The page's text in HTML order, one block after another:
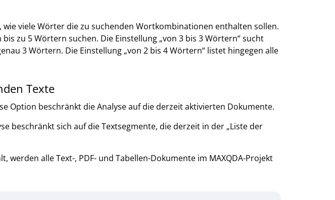
wie viele Wörter die zu suchenden Wortkombinationen enthalten sollen.
zu 5 Wörtern suchen. Die Einstellung „von 3 bis 3 Wörtern“ sucht
3 Wörtern. Die Einstellung „von 2 bis 4 Wörtern“ listet hingegen alle
Texte
Option beschränkt die Analyse auf die derzeit aktivierten Dokumente.
beschränkt sich auf die Textsegmente, die derzeit in der „Liste der
werden alle Text-, PDF- und Tabellen-Dokumente im MAXQDA-Projekt